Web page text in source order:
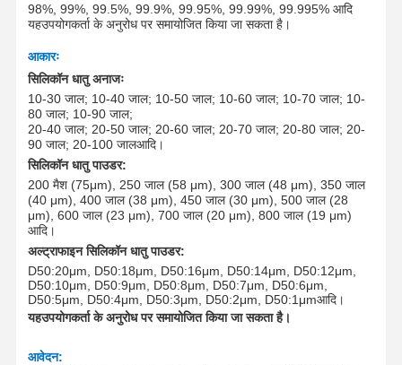
98%, 99%, 99.5%, 99.9%, 99.95%, 99.99%, 99.995% आदि
यहउपयोगकर्ता के अनुरोध पर समायोजित किया जा सकता है।
आकारः
सिलिकॉन धातु अनाजः
10-30 जाल; 10-40 जाल; 10-50 जाल; 10-60 जाल; 10-70 जाल; 10-
80 जाल; 10-90 जाल;
20-40 जाल; 20-50 जाल; 20-60 जाल; 20-70 जाल; 20-80 जाल; 20-
90 जाल; 20-100 जालआदि।
सिलिकॉन धातु पाउडर:
200 मैश (75μm), 250 जाल (58 μm), 300 जाल (48 μm), 350 जाल
(40 μm), 400 जाल (38 μm), 450 जाल (30 μm), 500 जाल (28
μm), 600 जाल (23 μm), 700 जाल (20 μm), 800 जाल (19 μm)
आदि।
अल्ट्राफाइन सिलिकॉन धातु पाउडर:
D50:20μm , D50:18μm , D50:16μm , D50:14μm , D50:12μm
D50:10μm , D50:9μm , D50:8μm , D50:7μm , D50:6μm
D50:5μm , D50:4μm , D50:3μm , D50:2μm , D50:1 μmआदि।
यहउपयोगकर्ता के अनुरोध पर समायोजित किया जा सकता है।
आवेदन: